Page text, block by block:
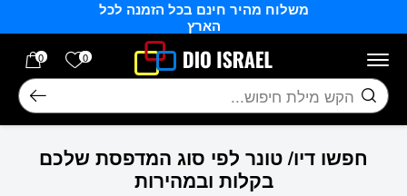
משלוח מהיר חינם בכל הזמנה לכל
הארץ
0 הרשימה
0
חיפוש
חפשו דיו/ טונר לפי סוג המדפסת שלכם
בקלות ובמהירות